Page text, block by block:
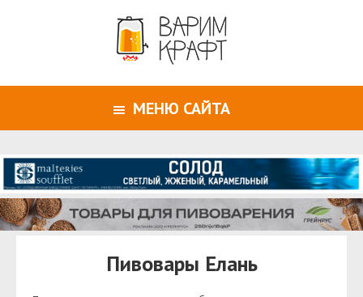
МЕНЮ САЙТА
Пивовары Елань